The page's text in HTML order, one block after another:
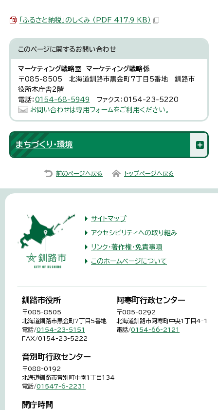
「ふるさと納税」のしくみ （PDF 417.9 KB）
このページに関するお問い合わせ
マーケティング戦略室 マーケティング戦略係
〒085-8505 北海道釧路市黒金町7丁目5番地 釧路市
役所本庁舎2階
電話：0154-68-5949
ファクス：0154-23-5220
お問い合わせは専用フォームをご利用ください。
まちづくり・環境
前のページへ戻る トップページへ戻る
サイトマップ
アクセシビリティへの取り組み
リンク・著作権・免責事項
このホームページについて
釧路市役所
〒085-8505
北海道釧路市黒金町7丁目5番地
電話/0154-23-5151
FAX/0154-23-5222
阿寒町行政センター
〒085-0292
北海道釧路市阿寒町中央1丁目4-1
電話/0154-66-2121
音別町行政センター
〒088-0192
北海道釧路市音別町中園1丁目134
電話/01547-6-2231
開庁時間